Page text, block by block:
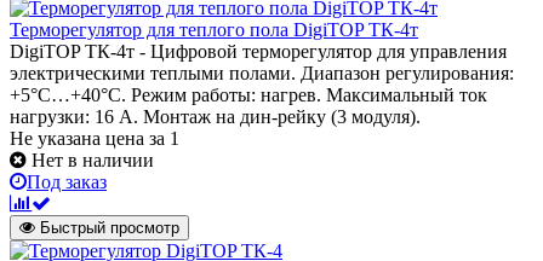
Терморегулятор для теплого пола DigiTOP ТК-4т
DigiTOP ТК-4т - Цифровой терморегулятор для управления
электрическими теплыми полами. Диапазон регулирования:
+5°C…+40°C. Режим работы: нагрев. Максимальный ток
нагрузки: 16 А. Монтаж на дин-рейку (3 модуля).
Не указана цена за 1
Нет в наличии
Под заказ
Быстрый просмотр